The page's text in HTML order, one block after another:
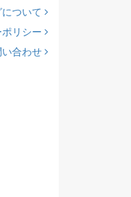
ついて
リシー
い合わせ